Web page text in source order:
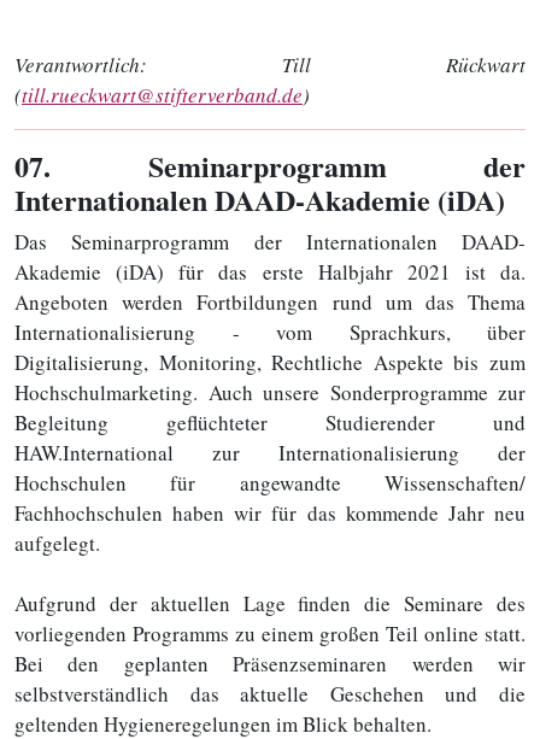
Verantwortlich: Till Rückwart
(till.rueckwart@stifterverband.de)
07. Seminarprogramm der
Internationalen DAAD-Akademie (iDA)
Das Seminarprogramm der Internationalen DAAD-
Akademie (iDA) für das erste Halbjahr 2021 ist da.
Angeboten werden Fortbildungen rund um das Thema
Internationalisierung - vom Sprachkurs, über
Digitalisierung, Monitoring, Rechtliche Aspekte bis zum
Hochschulmarketing. Auch unsere Sonderprogramme zur
Begleitung geflüchteter Studierender und
HAW.International zur Internationalisierung der
Hochschulen für angewandte Wissenschaften/
Fachhochschulen haben wir für das kommende Jahr neu
aufgelegt.
Aufgrund der aktuellen Lage finden die Seminare des
vorliegenden Programms zu einem großen Teil online statt.
Bei den geplanten Präsenzseminaren werden wir
selbstverständlich das aktuelle Geschehen und die
geltenden Hygieneregelungen im Blick behalten.